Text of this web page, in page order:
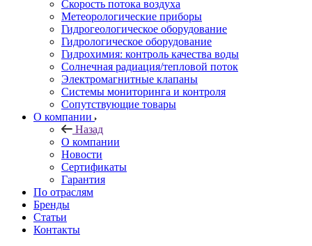
Скорость потока воздуха
Метеорологические приборы
Гидрогеологическое оборудование
Гидрологическое оборудование
Гидрохимия: контроль качества воды
Солнечная радиация/тепловой поток
Электромагнитные клапаны
Системы мониторинга и контроля
Сопутствующие товары
О компании
Назад
О компании
Новости
Сертификаты
Гарантия
По отраслям
Бренды
Статьи
Контакты